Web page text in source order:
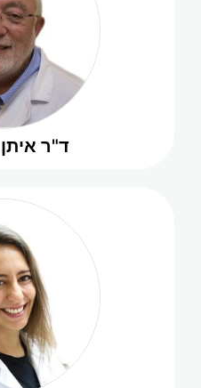
ד"ר איתן
טיפולי
לרבות בהרדמה
ד"ר
רופאת שיניים
להמשך